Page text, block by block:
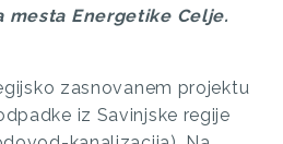
Energetike Celje.
zasnovanem projektu
iz Savinjske regije